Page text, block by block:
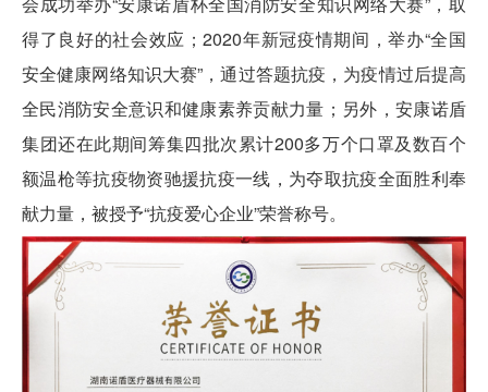
得了良好的社会效应；2020年新冠疫情期间，举办“全国
安全健康网络知识大赛”，通过答题抗疫，为疫情过后提高
全民消防安全意识和健康素养贡献力量；另外，安康诺盾
集团还在此期间筹集四批次累计200多万个口罩及数百个
额温枪等抗疫物资驰援抗疫一线，为夺取抗疫全面胜利奉
献力量，被授予“抗疫爱心企业”荣誉称号。